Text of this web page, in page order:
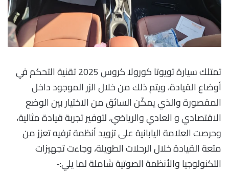
تمتلك سيارة تويوتا كورولا كروس 2025 تقنية التحكم في
أوضاع القيادة، ويتم ذلك من خلال الزر الموجود داخل
المقصورة والذي يمكّن السائق من الاختيار بين الوضع
الاقتصادي و العادي والرياضي، لتوفير تجربة قيادة مثالية،
وحرصت العلامة اليابانية على تزويد أنظمة ترفيه تعزز من
متعة القيادة خلال الرحلات الطويلة، وجاءت تجهيزات
التكنولوجيا والأنظمة الصوتية شاملة لما يلي:-